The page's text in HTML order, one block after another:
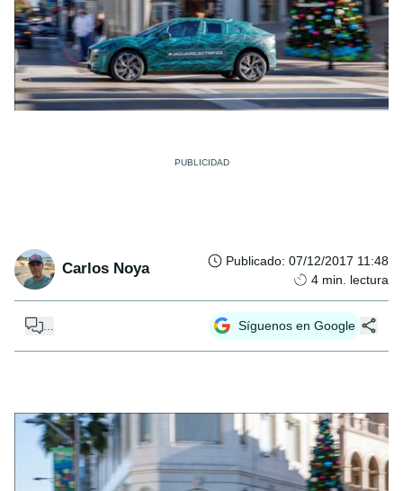
Carlos Noya Publicado: 07/12/2017 11:48
4 min. lectura
Síguenos en Google